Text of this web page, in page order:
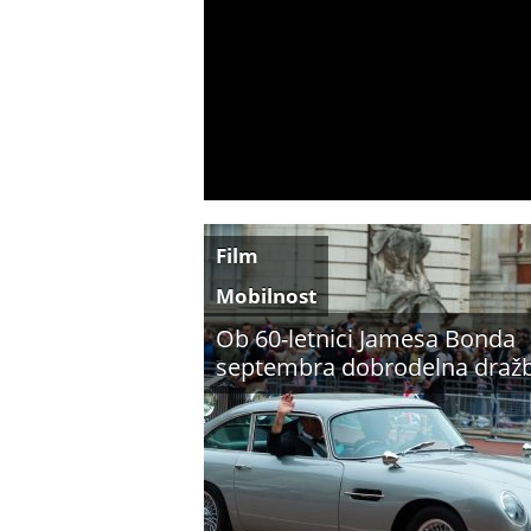
Ob 60-letnici Jamesa Bonda
septembra dobrodelna
Film
Mobilnost